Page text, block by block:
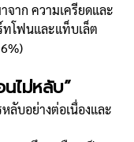
จาก ความเครียดและ
ทโฟนและแท็บเล็ต
ไม่หลับ”
ลับอย่างต่อเนื่องและ